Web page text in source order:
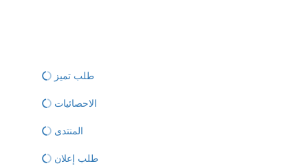
طلب تميز
الاحصائيات
المنتدى
طلب إعلان